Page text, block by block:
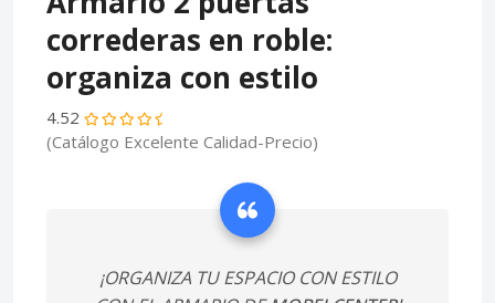
correderas en roble:
organiza con estilo
4.52
(Catálogo Excelente Calidad-Precio)
¡ORGANIZA TU ESPACIO CON ESTILO